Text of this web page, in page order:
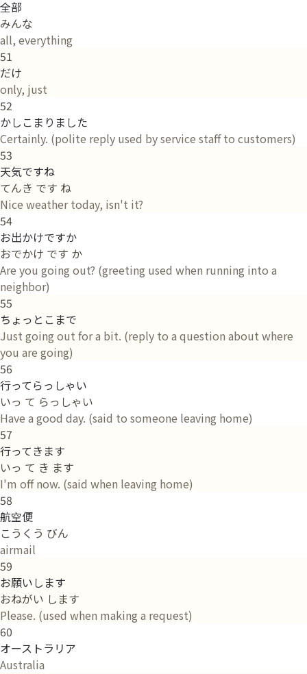
全部
みんな
all, everything
51
だけ
only, just
52
かしこまりました
Certainly. (polite reply used by service staff to customers)
53
天気ですね
てんき です ね
Nice weather today, isn't it?
54
お出かけですか
おでかけ です か
Are you going out? (greeting used when running into a
neighbor)
55
ちょっとこまで
Just going out for a bit. (reply to a question about where
you are going)
56
行ってらっしゃい
いっ て らっしゃい
Have a good day. (said to someone leaving home)
57
行ってきます
いっ て き ます
I'm off now. (said when leaving home)
58
航空便
こうくう びん
airmail
59
お願いします
おねがい します
Please. (used when making a request)
60
オーストラリア
Australia